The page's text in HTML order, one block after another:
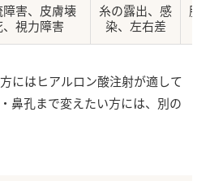
障害、皮膚壊
、視力障害
糸の露出、感
染、左右差
腫れ
にはヒアルロン酸注射が適して
鼻孔まで変えたい方には、別の